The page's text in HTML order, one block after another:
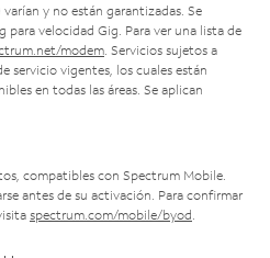
y no están garantizadas. Se
para velocidad Gig. Para ver una lista de
modem . Servicios sujetos a
servicio vigentes, los cuales están
en todas las áreas. Se aplican
compatibles con Spectrum Mobile.
antes de su activación. Para confirmar
spectrum.com/mobile/byod